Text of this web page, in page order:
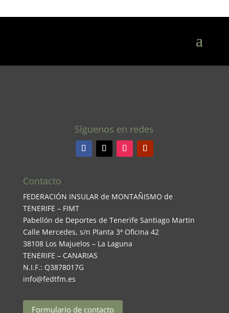
Síguenos en redes
Contacto
FEDERACIÓN INSULAR de MONTAÑISMO de
TENERIFE – FIMT
Pabellón de Deportes de Tenerife Santiago Martin
Calle Mercedes, s/n Planta 3ª Oficina 42
38108 Los Majuelos – La Laguna
TENERIFE – CANARIAS
N.I.F.: Q3878017G
info@fedtfm.es
Formulario de contacto